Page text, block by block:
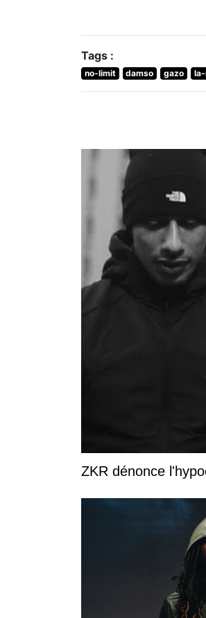
Tags :
no-limit damso gazo
ZKR dénonce